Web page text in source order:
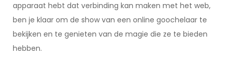
apparaat hebt dat verbinding kan maken met het web,
ben je klaar om de show van een online goochelaar te
bekijken en te genieten van de magie die ze te bieden
hebben.